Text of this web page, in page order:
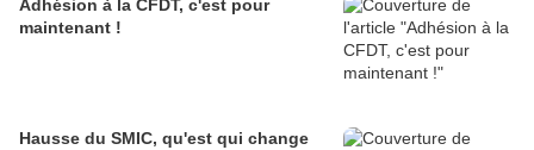
Adhésion à la CFDT, c'est pour
maintenant !
Hausse du SMIC, qu'est qui change